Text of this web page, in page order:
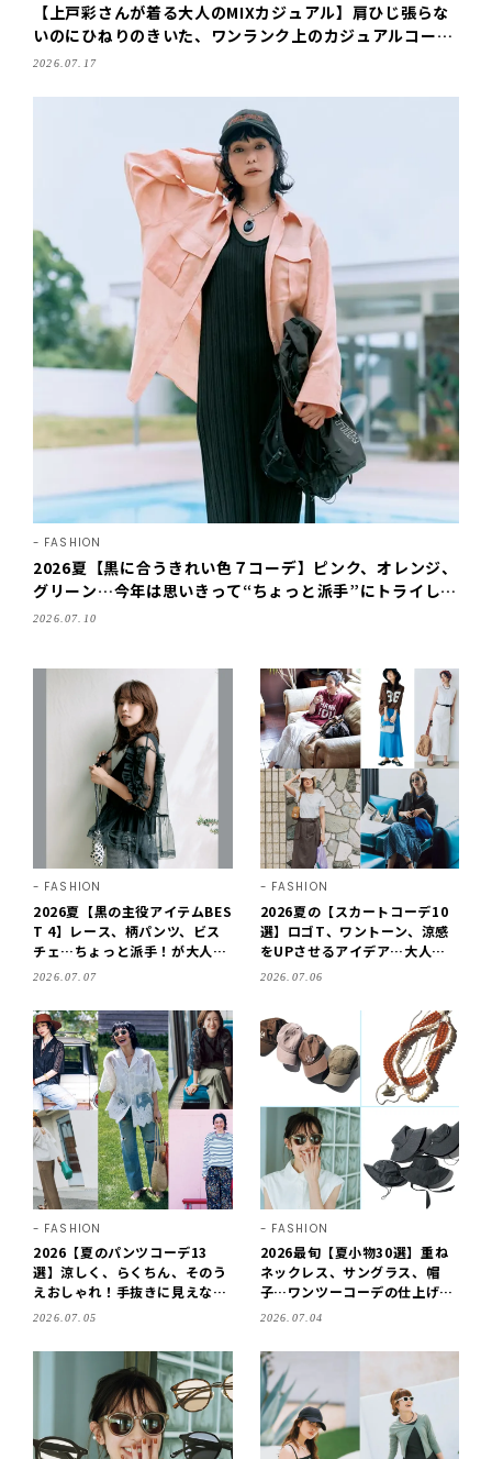
【上戸彩さんが着る大人のMIXカジュアル】肩ひじ張らな
いのにひねりのきいた、ワンランク上のカジュアルコー
デ！
2026.07.17
FASHION
2026夏【黒に合うきれい色７コーデ】ピンク、オレンジ、
グリーン…今年は思いきって“ちょっと派手”にトライしよ
う！
2026.07.10
FASHION
2026夏【黒の主役アイテムBES
T 4】レース、柄パンツ、ビス
チェ…ちょっと派手！が大人に
ちょうどいい！
2026.07.07
FASHION
2026夏の【スカートコーデ10
選】ロゴT、ワントーン、涼感
をUPさせるアイデア…大人の
おしゃれなワンツーコーデ
2026.07.06
FASHION
2026【夏のパンツコーデ13
選】涼しく、らくちん、そのう
えおしゃれ！手抜きに見えない
「ワンツーコーデの磨き方」
2026.07.05
FASHION
2026最旬【夏小物30選】重ね
ネックレス、サングラス、帽
子…ワンツーコーデの仕上げに
＋αでおしゃれ度は爆上がり！
2026.07.04